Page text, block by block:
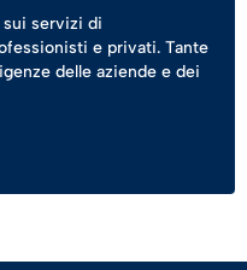
servizi di
e privati. Tante
delle aziende e dei